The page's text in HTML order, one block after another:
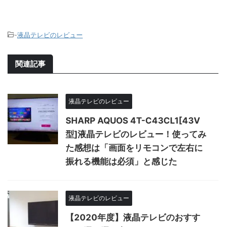
-液晶テレビのレビュー
関連記事
液晶テレビのレビュー
SHARP AQUOS 4T-C43CL1[43V
型]液晶テレビのレビュー！使ってみ
た感想は「画面をリモコンで左右に
振れる機能は必須」と感じた
液晶テレビのレビュー
【2020年度】液晶テレビのおすす